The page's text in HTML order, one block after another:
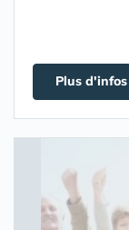
Plus d'infos